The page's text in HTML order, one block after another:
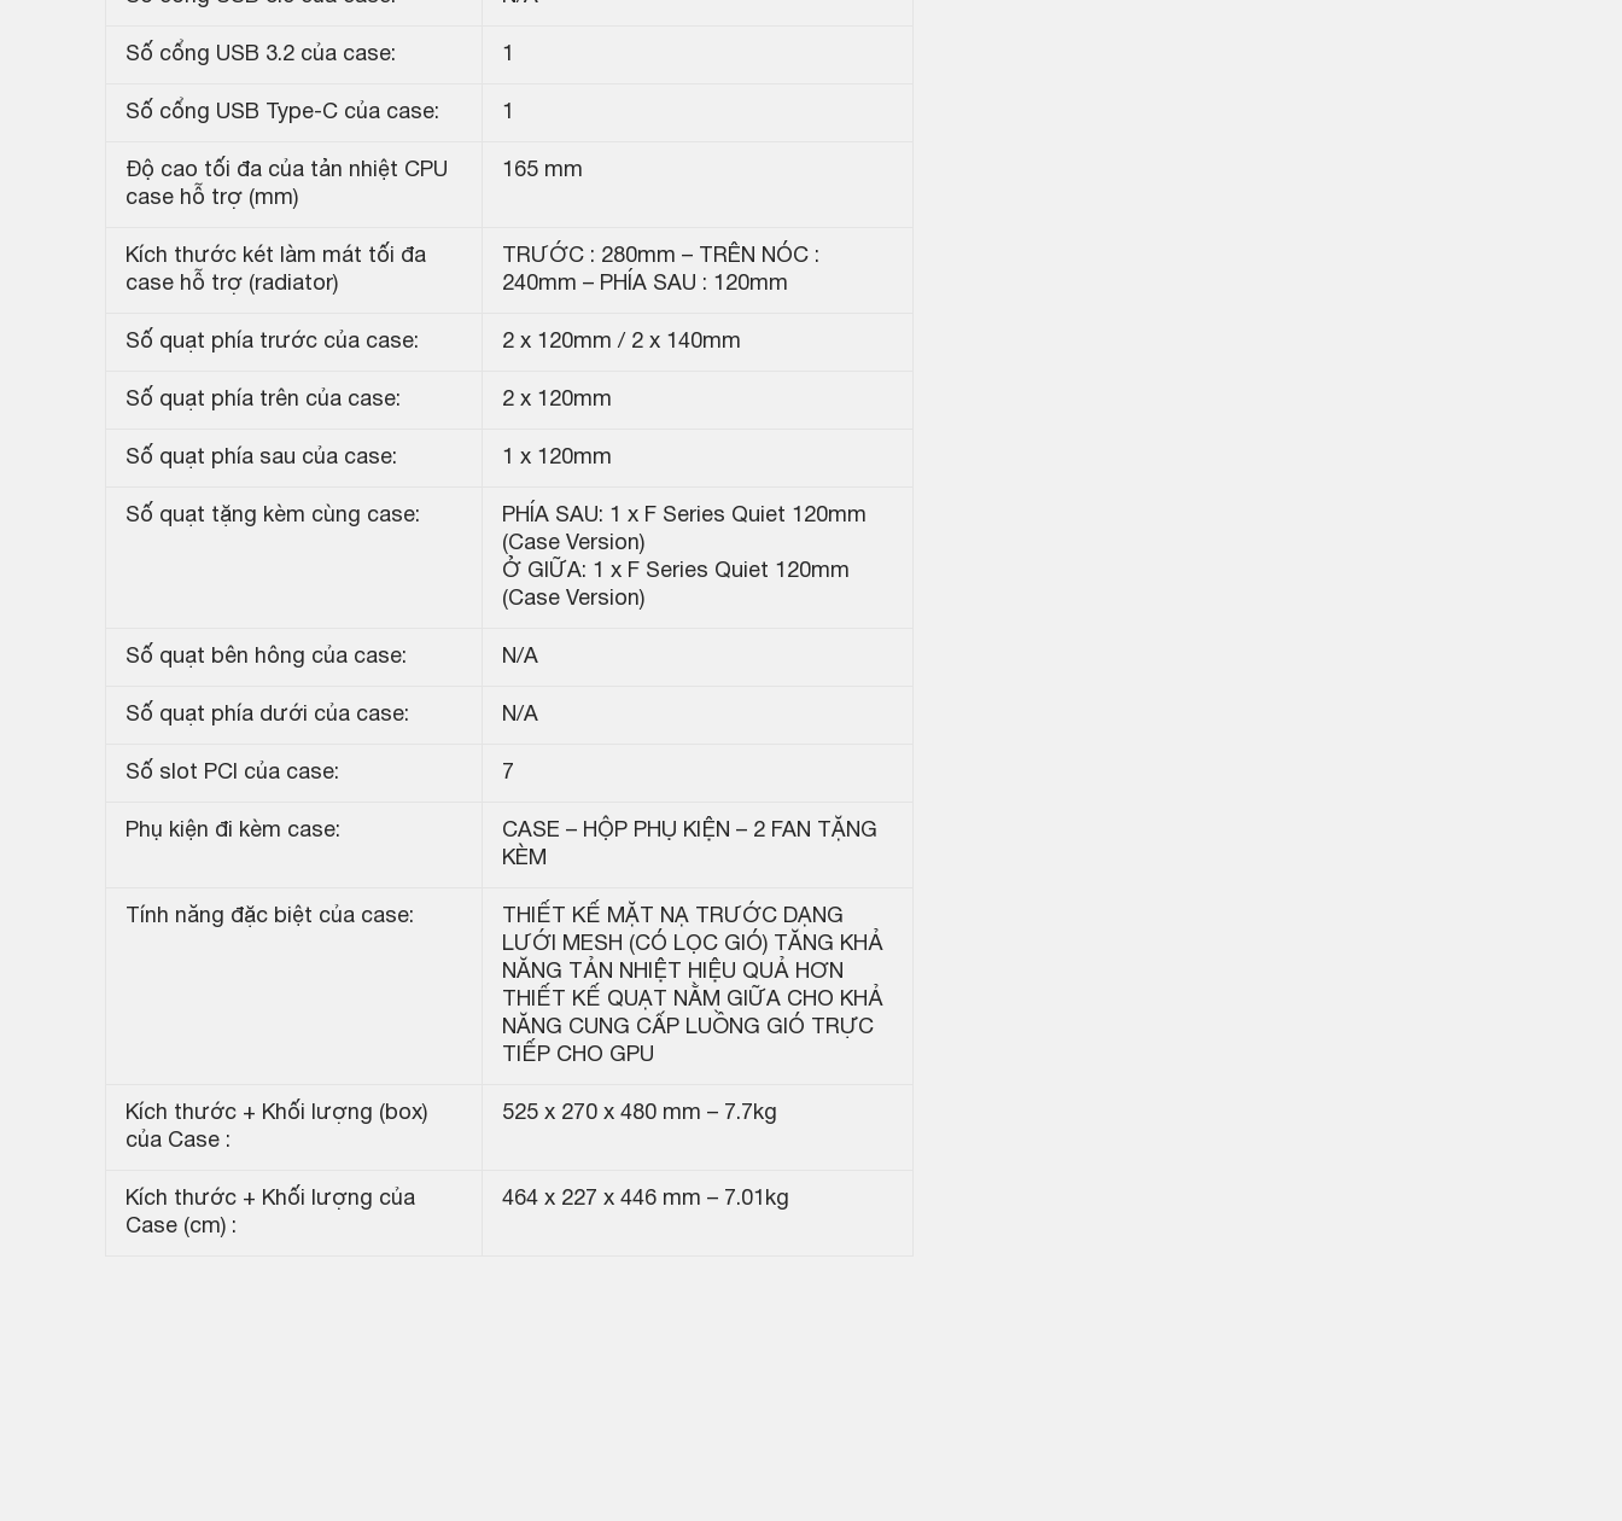
Số cổng USB 3.2 của case: 1
Số cổng USB Type-C của case: 1
Độ cao tối đa của tản nhiệt CPU
case hỗ trợ (mm)
165 mm
Kích thước két làm mát tối đa
case hỗ trợ (radiator)
TRƯỚC : 280mm – TRÊN NÓC :
240mm – PHÍA SAU : 120mm
Số quạt phía trước của case: 2 x 120mm / 2 x 140mm
Số quạt phía trên của case: 2 x 120mm
Số quạt phía sau của case: 1 x 120mm
Số quạt tặng kèm cùng case:
PHÍA SAU: 1 x F Series Quiet 120mm
(Case Version)
Ở GIỮA: 1 x F Series Quiet 120mm
(Case Version)
Số quạt bên hông của case: N/A
Số quạt phía dưới của case: N/A
Số slot PCI của case: 7
Phụ kiện đi kèm case:
CASE – HỘP PHỤ KIỆN – 2 FAN TẶNG
KÈM
Tính năng đặc biệt của case:
THIẾT KẾ MẶT NẠ TRƯỚC DẠNG
LƯỚI MESH (CÓ LỌC GIÓ) TĂNG KHẢ
NĂNG TẢN NHIỆT HIỆU QUẢ HƠN
THIẾT KẾ QUẠT NẰM GIỮA CHO KHẢ
NĂNG CUNG CẤP LUỒNG GIÓ TRỰC
TIẾP CHO GPU
Kích thước + Khối lượng (box)
của Case :
525 x 270 x 480 mm – 7.7kg
Kích thước + Khối lượng của
Case (cm) :
464 x 227 x 446 mm – 7.01kg